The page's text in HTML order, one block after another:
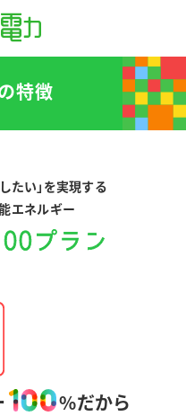
特徴
たい」を実現する
エネルギー
%だから